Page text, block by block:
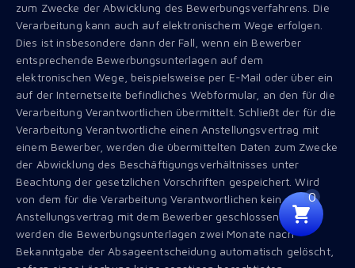
zum Zwecke der Abwicklung des Bewerbungsverfahrens. Die
Verarbeitung kann auch auf elektronischem Wege erfolgen.
Dies ist insbesondere dann der Fall, wenn ein Bewerber
entsprechende Bewerbungsunterlagen auf dem
elektronischen Wege, beispielsweise per E-Mail oder über ein
auf der Internetseite befindliches Webformular, an den für die
Verarbeitung Verantwortlichen übermittelt. Schließt der für die
Verarbeitung Verantwortliche einen Anstellungsvertrag mit
einem Bewerber, werden die übermittelten Daten zum Zwecke
der Abwicklung des Beschäftigungsverhältnisses unter
Beachtung der gesetzlichen Vorschriften gespeichert. Wird
von dem für die Verarbeitung Verantwortlichen kein
Anstellungsvertrag mit dem Bewerber geschlossen, so
werden die Bewerbungsunterlagen zwei Monate nach
Bekanntgabe der Absageentscheidung automatisch gelöscht,
0